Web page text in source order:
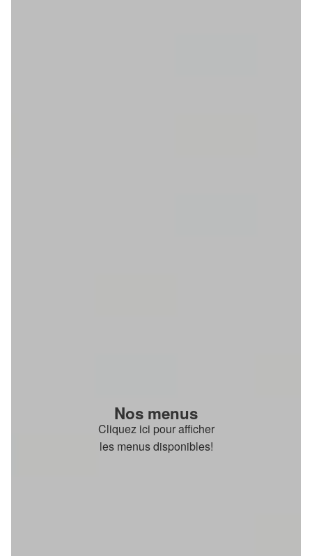
Nos menus
Cliquez ici pour afficher
les menus disponibles!